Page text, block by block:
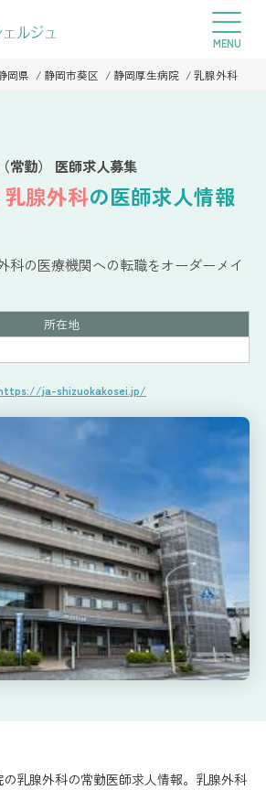
岡県 静岡市葵区 静岡厚生病院 乳腺外科
常勤） 医師求人募集
乳腺外科の医師求人情報
科の医療機関への転職をオーダーメイ
所在地
ja-shizuokakosei.jp/
乳腺外科の常勤医師求人情報。乳腺外科